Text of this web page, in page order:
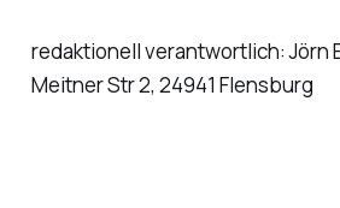
redaktionell verantwortlich: Jörn
Meitner Str 2, 24941 Flensburg